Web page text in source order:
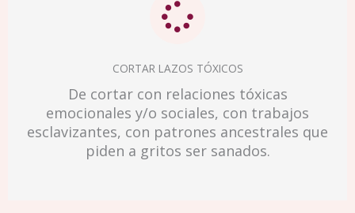
CORTAR LAZOS TÓXICOS
De cortar con relaciones tóxicas
emocionales y/o sociales, con trabajos
esclavizantes, con patrones ancestrales que
piden a gritos ser sanados.